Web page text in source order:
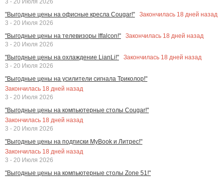
"Выгодные цены на офисные кресла Cougar!"
Закончилась 18 дней назад
3 - 20 Июля 2026
"Выгодные цены на телевизоры Iffalcon!"
Закончилась 18 дней назад
3 - 20 Июля 2026
"Выгодные цены на охлаждение LianLi!"
Закончилась 18 дней назад
3 - 20 Июля 2026
"Выгодные цены на усилители сигнала Триколор!"
Закончилась 18 дней назад
3 - 20 Июля 2026
"Выгодные цены на компьютерные столы Cougar!"
Закончилась 18 дней назад
3 - 20 Июля 2026
"Выгодные цены на подписки MyBook и Литрес!"
Закончилась 18 дней назад
3 - 20 Июля 2026
"Выгодные цены на компьютерные столы Zone 51!"